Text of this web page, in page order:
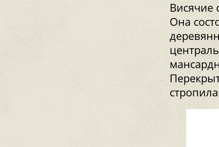
Висячие
Она